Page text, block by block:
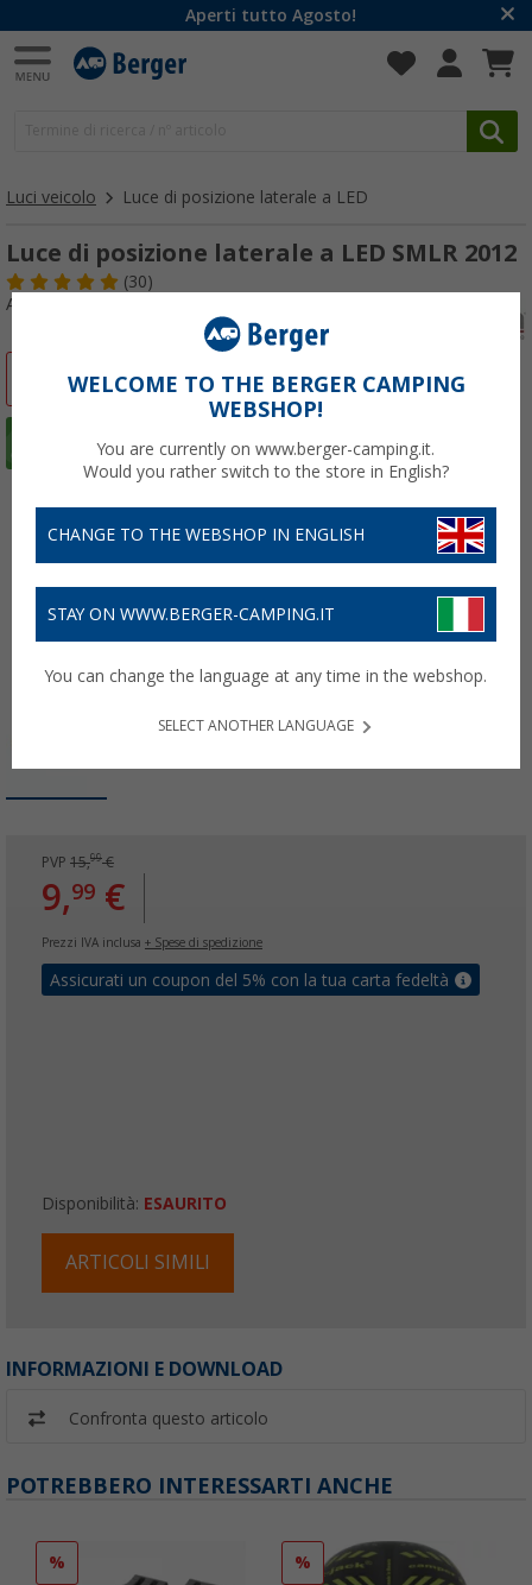
Aperti tutto Agosto!
Luci veicolo Luce di posizione laterale a LED
Luce di posizione laterale a LED SMLR 2012
(30)
Articolo n: 224980
-37%
PVP 15,99€
9,99 €
Prezzi IVA inclusa + Spese di spedizione
Assicurati un coupon del 5% con la tua carta fedeltà
Disponibilità: ESAURITO
ARTICOLI SIMILI
INFORMAZIONI E DOWNLOAD
Confronta questo articolo
POTREBBERO INTERESSARTI ANCHE
% %
WELCOME TO THE BERGER CAMPING
WEBSHOP!
You are currently on www.berger-camping.it.
Would you rather switch to the store in English?
CHANGE TO THE WEBSHOP IN ENGLISH
STAY ON WWW.BERGER-CAMPING.IT
You can change the language at any time in the webshop.
SELECT ANOTHER LANGUAGE